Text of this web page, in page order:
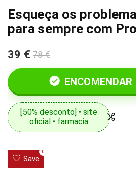
Esqueça os
para sempre com
39 € 78 €
ENCOMENDAR
[50% desconto] • site
oficial • farmacia
Save
0